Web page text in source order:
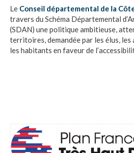
Le Conseil départemental de la
travers du Schéma Départemental
(SDAN) une politique ambitieuse,
territoires, demandée par les élus,
les habitants en faveur de